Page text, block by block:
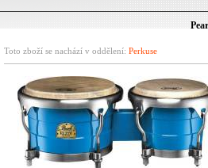
Toto zboží se nachází v oddělení: Perkuse